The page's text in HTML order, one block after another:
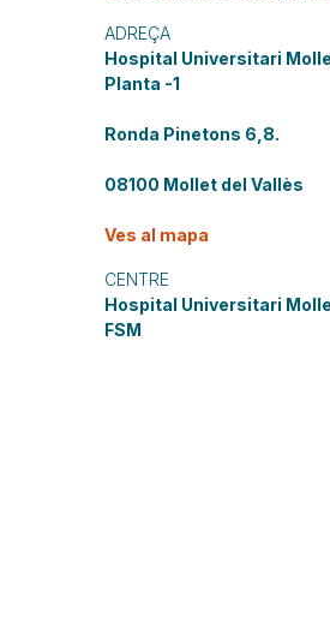
ADREÇA
Hospital Universitari
Planta -1
Ronda Pinetons 6,8.
08100 Mollet del Vallès
Ves al mapa
CENTRE
Hospital Universitari
FSM